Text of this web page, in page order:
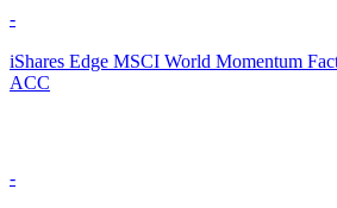
-
iShares Edge MSCI World Momentum
ACC
-